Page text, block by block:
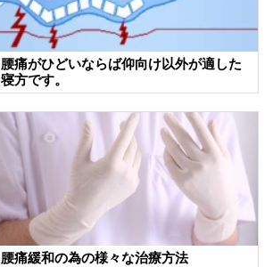
腰痛がひどいならば仰向け以外が適した
寝方です。
腰痛緩和の為の様々な治療方法